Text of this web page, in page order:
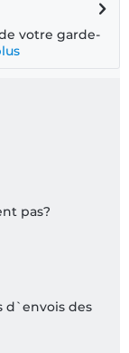
votre garde-
pas?
d`envois des